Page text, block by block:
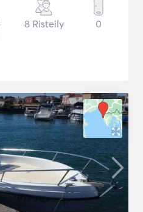
8 Risteily 0